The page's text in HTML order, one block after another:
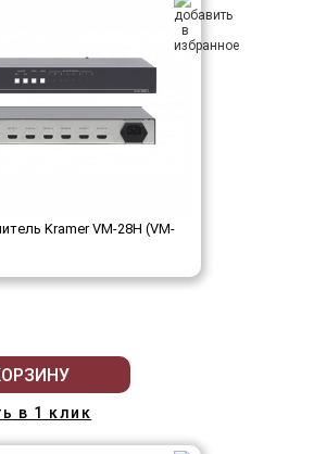
Kramer VM-28H (VM-
в 1 клик